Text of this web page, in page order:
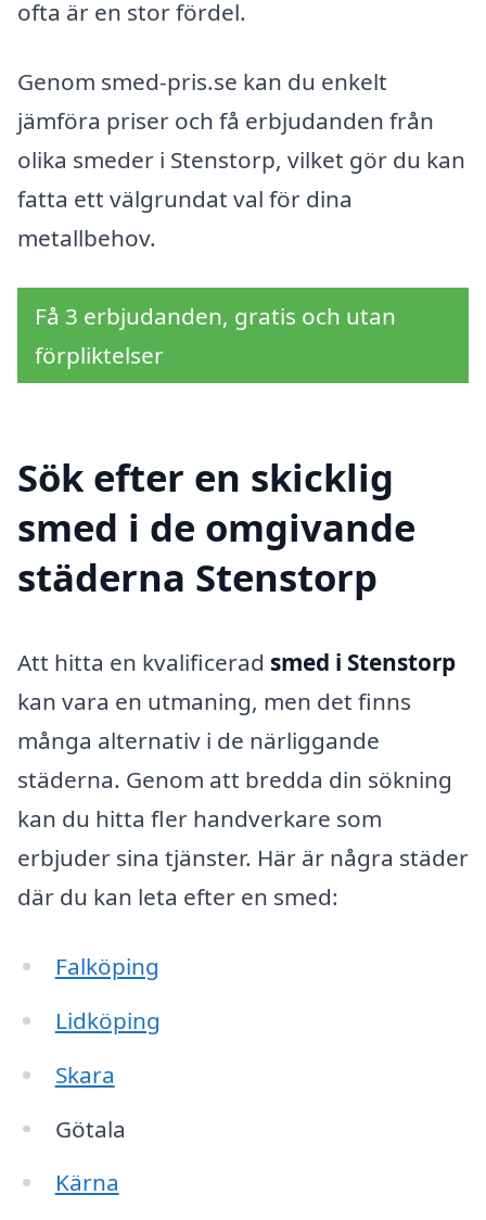
ofta är en stor fördel.
Genom smed-pris.se kan du enkelt
jämföra priser och få erbjudanden från
olika smeder i Stenstorp, vilket gör du kan
fatta ett välgrundat val för dina
metallbehov.
Få 3 erbjudanden, gratis och utan
förpliktelser
Sök efter en skicklig
smed i de omgivande
städerna Stenstorp
Att hitta en kvalificerad smed i Stenstorp
kan vara en utmaning, men det finns
många alternativ i de närliggande
städerna. Genom att bredda din sökning
kan du hitta fler handverkare som
erbjuder sina tjänster. Här är några städer
där du kan leta efter en smed:
Falköping
Lidköping
Skara
Götala
Kärna